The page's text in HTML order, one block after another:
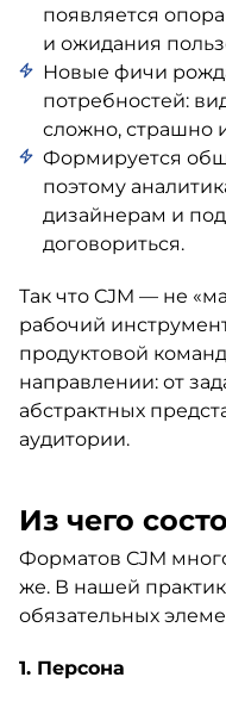
появляется
и ожидания
Новые фичи
потребностей:
сложно, страшно
Формируется
поэтому
дизайнерам и
договориться.
Так что CJM — не
рабочий
продуктовой
направлении: от
абстрактных
аудитории.
Из чего
Форматов CJM
же. В нашей
обязательных
1. Персона